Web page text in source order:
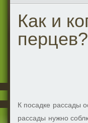
Как и
перцев?
К посадке рассады
рассады нужно